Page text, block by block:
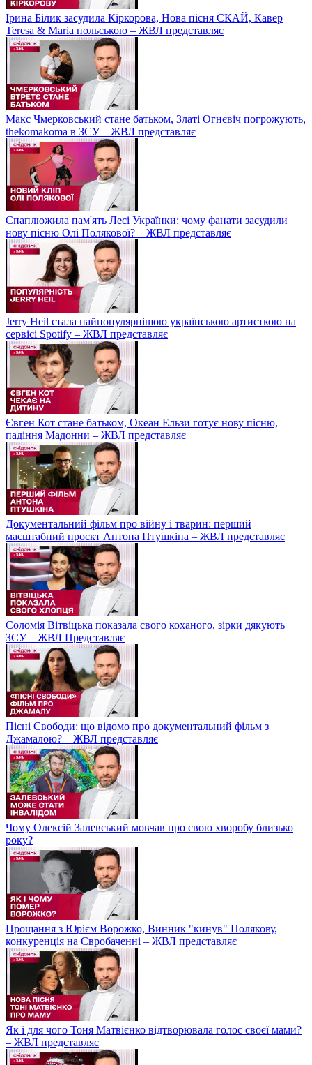
Ірина Білик засудила Кіркорова, Нова пісня СКАЙ, Кавер
Teresa & Maria польською – ЖВЛ представляє
Макс Чмерковський стане батьком, Златі Огнєвіч погрожують,
thekomakoma в ЗСУ – ЖВЛ представляє
Спаплюжила пам'ять Лесі Українки: чому фанати засудили
нову пісню Олі Полякової? – ЖВЛ представляє
Jerry Heil стала найпопулярнішою українською артисткою на
сервісі Spotify – ЖВЛ представляє
Євген Кот стане батьком, Океан Ельзи готує нову пісню,
падіння Мадонни – ЖВЛ представляє
Документальний фільм про війну і тварин: перший
масштабний проєкт Антона Птушкіна – ЖВЛ представляє
Соломія Вітвіцька показала свого коханого, зірки дякують
ЗСУ – ЖВЛ Представляє
Пісні Свободи: що відомо про документальний фільм з
Джамалою? – ЖВЛ представляє
Чому Олексій Залевський мовчав про свою хворобу близько
року?
Прощання з Юрієм Ворожко, Винник "кинув" Полякову,
конкуренція на Євробаченні – ЖВЛ представляє
Як і для чого Тоня Матвієнко відтворювала голос своєї мами?
– ЖВЛ представляє